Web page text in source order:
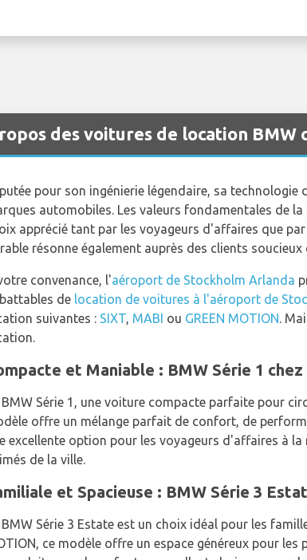
des voitures de location
pour son ingénierie légendaire, sa
automobiles. Les valeurs fondamentales de
apprécié tant par les voyageurs d'affaires que
résonne également auprès des clients
convenance, l'aéroport de Stockholm Arlanda
de location de voitures à l'aéroport de
suivantes : SIXT, MABI ou GREEN MOTION.
et Maniable : BMW Série 1 chez
BMW Série 1, une voiture compacte parfaite pour
offre un mélange parfait de confort, de
excellente option pour les voyageurs d'affaires à
de la ville.
et Spacieuse : BMW Série 3
BMW Série 3 Estate est un choix idéal pour les
ce modèle offre un espace généreux pour